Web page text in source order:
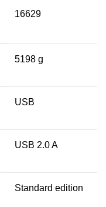
16629
5198 g
USB
USB 2.0 A
Standard edition